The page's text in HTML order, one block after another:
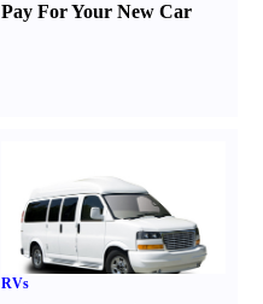
Pay For Your New Car
RVs